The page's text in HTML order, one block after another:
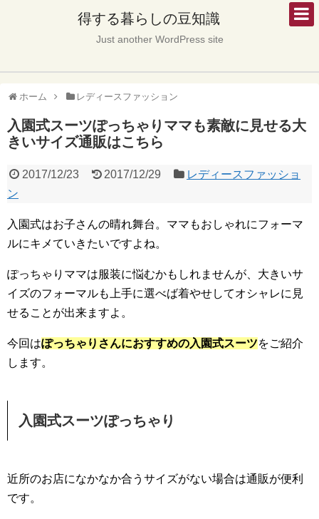
得する暮らしの豆知識
Just another WordPress site
ホーム レディースファッション
入園式スーツぽっちゃりママも素敵に見せる大
きいサイズ通販はこちら
2017/12/23 2017/12/29
レディースファッショ
ン
入園式はお子さんの晴れ舞台。ママもおしゃれにフォーマ
ルにキメていきたいですよね。
ぽっちゃりママは服装に悩むかもしれませんが、大きいサ
イズのフォーマルも上手に選べば着やせしてオシャレに見
せることが出来ますよ。
今回はぽっちゃりさんにおすすめの入園式スーツをご紹介
します。
入園式スーツぽっちゃり
近所のお店になかなか合うサイズがない場合は通販が便利
です。